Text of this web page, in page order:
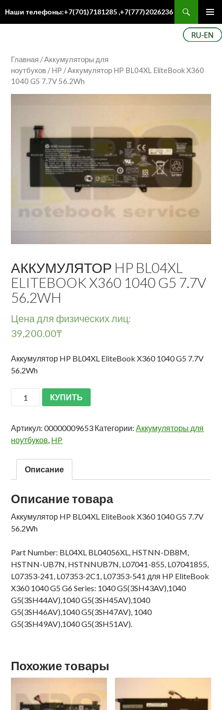
Наши телефоны:+7(701)7181285 ,+7(777)2026236
Главная /Аккумуляторы для
ноутбуков /HP / Аккумулятор HP BL04XL EliteBook X360
1040 G5 7.7V 56.2Wh
АККУМУЛЯТОР HP BL04XL
ELITEBOOK X360 1040 G5 7.7V
56.2WH
Цена для физических лиц:
39,200.00₸
Аккумулятор HP BL04XL EliteBook X360 1040 G5 7.7V
56.2Wh
КУПИТЬ
Артикул:00000009653 Категории:Аккумуляторы для
ноутбуков, HP
Описание
Описание товара
Аккумулятор HP BL04XL EliteBook X360 1040 G5 7.7V
56.2Wh
Part Number: BL04XL BL04056XL, HSTNN-DB8M,
HSTNN-UB7N, HSTNNUB7N, L07041-855, L07041855,
L07353-241, L07353-2C1, L07353-541 для HP EliteBook
X360 1040 G5 G6 Series: 1040 G5(3SH43AV),1040
G5(3SH44AV),1040 G5(3SH45AV),1040
G5(3SH46AV),1040 G5(3SH47AV), 1040
G5(3SH49AV),1040 G5(3SH51AV).
Похожие товары